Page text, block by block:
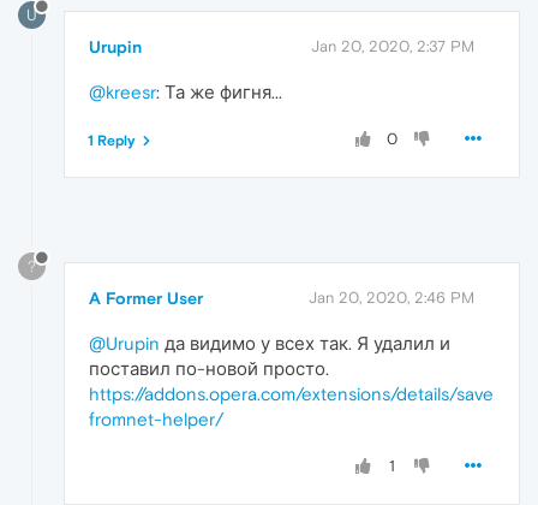
U
Urupin Jan 20, 2020, 2:37 PM
@kreesr: Та же фигня...
0
1 Reply
?
A Former User Jan 20, 2020, 2:46 PM
@Urupin да видимо у всех так. Я удалил и
поставил по-новой просто.
https://addons.opera.com/extensions/details/save
fromnet-helper/
1